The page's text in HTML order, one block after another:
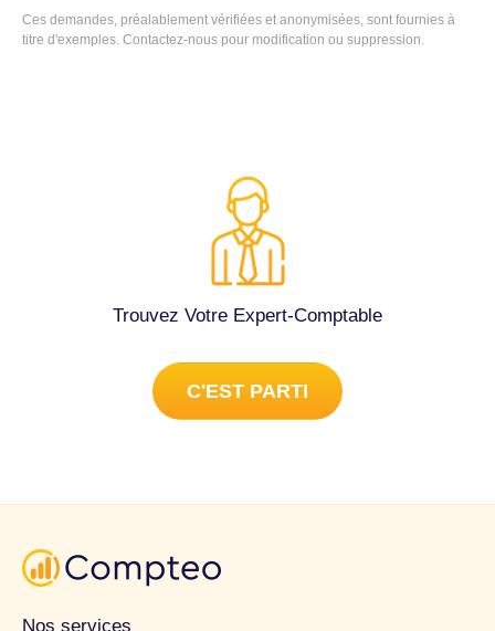
à Mâcon (71000).
Ces demandes, préalablement vérifiées et anonymisées, sont fournies à
titre d'exemples. Contactez-nous pour modification ou suppression.
Trouvez Votre Expert-Comptable
C'EST PARTI
Nos services